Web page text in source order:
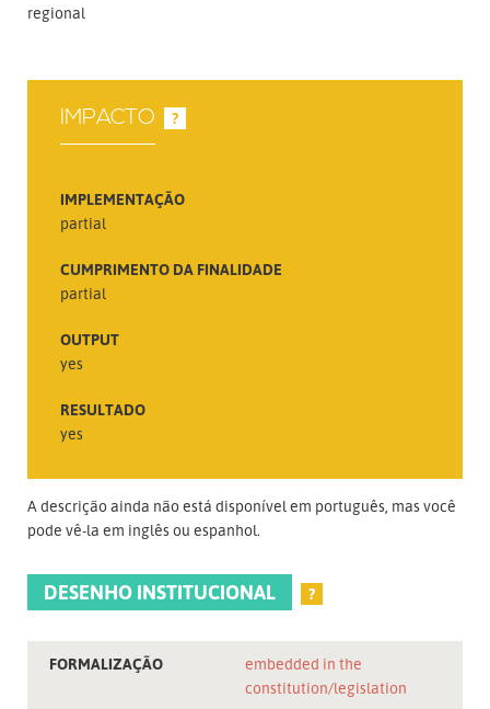
regional
IMPACTO ?
IMPLEMENTAÇÃO
partial
CUMPRIMENTO DA FINALIDADE
partial
OUTPUT
yes
RESULTADO
yes
A descrição ainda não está disponível em português, mas você
pode vê-la em inglês ou espanhol.
DESENHO INSTITUCIONAL ?
FORMALIZAÇÃO
embedded in the
constitution/legislation